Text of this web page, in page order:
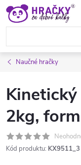
Přejít
obsah
Naučné hračky
2kg,
Kód produktu: KX9511_3